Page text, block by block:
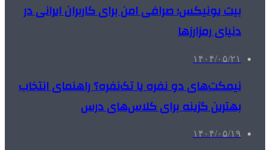
بیت یونیکس؛ صرافی امن برای کاربران ایرانی در
دنیای رمزارزها
۱۴۰۴/۰۵/۲۱
نیمکت‌های دو نفره یا تک‌نفره؟ راهنمای انتخاب
بهترین گزینه برای کلاس‌های درس
۱۴۰۴/۰۵/۱۹